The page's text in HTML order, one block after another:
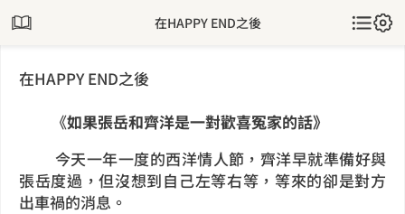
在HAPPY END之後
在HAPPY END之後
《如果張岳和齊洋是一對歡喜冤家的話》
今天一年一度的西洋情人節，齊洋早就準備好與
張岳度過，但沒想到自己左等右等，等來的卻是對方
出車禍的消息。